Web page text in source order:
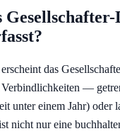
das
Verbindlichkeiten —
unter einem Jahr) oder
nicht nur eine